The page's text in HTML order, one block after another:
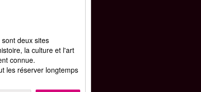
deux sites
la culture et l'art
connue.
les réserver longtemps